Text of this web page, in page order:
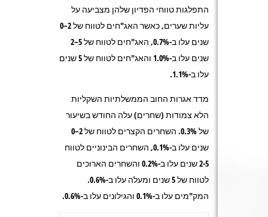
התפלגות טווחי הפדיון שלהן מצביעה על
עליות שערים, כאשר האג"חים לטווח של 2–0
שנים עלו ב-0.7%, האג"חים לטווח של 5–2
שנים עלו ב-1.0% והאג"חים לטווח של 5 שנים
עלו ב-1.1%.
מדד אגרות החוב הממשלתיות השקליות
הלא צמודות (שחרים) עלה החודש בשיעור
של 0.3%. השחרים הקצרים לטווח של 2–0
שנים עלו ב-0.1%, השחרים הבינוניים לטווח
2-5 שנים עלו ב-0.2% והשחרים הארוכים
לטווח של 5 שנים ומעלה עלו ב-0.6%.
המק"מים עלו ב-0.1% והגילונים עלו ב-0.6%.